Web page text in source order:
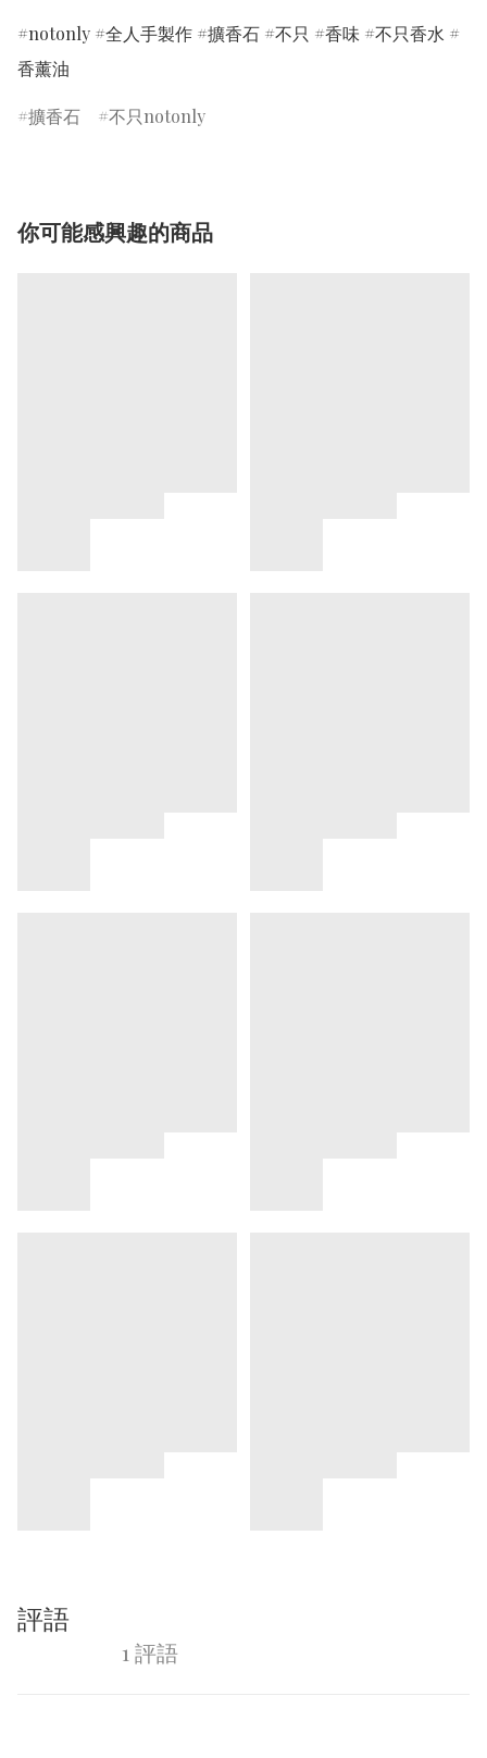
#notonly #全人手製作 #擴香石 #不只 #香味 #不只香水 #
香薰油
擴香石 不只notonly
你可能感興趣的商品
評語
1 評語